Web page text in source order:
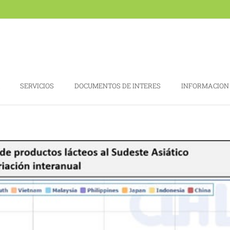
SERVICIOS DOCUMENTOS DE INTERES INFORMACION